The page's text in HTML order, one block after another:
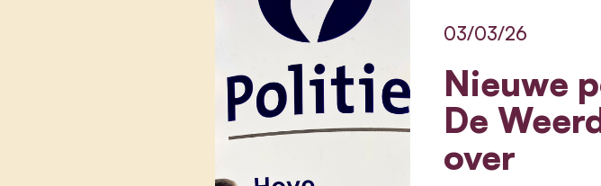
Nieuwe
De
over
03/03/26